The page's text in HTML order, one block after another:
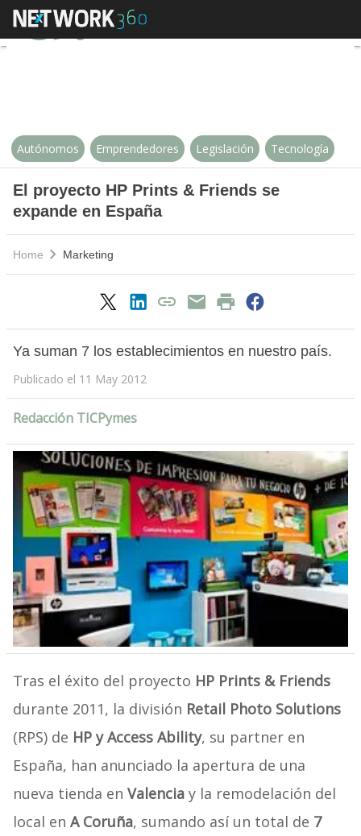
El proyecto HP Prints & Friends
Autónomos Emprendedores Legislación Tecnología
El proyecto HP Prints & Friends se
expande en España
Home Marketing
Ya suman 7 los establecimientos en nuestro país.
Publicado el 11 May 2012
Redacción TICPymes
Tras el éxito del proyecto HP Prints & Friends
durante 2011, la división Retail Photo Solutions
(RPS) de HP y Access Ability, su partner en
España, han anunciado la apertura de una
nueva tienda en Valenciay la remodelación del
local en A Coruña, sumando así un total de 7